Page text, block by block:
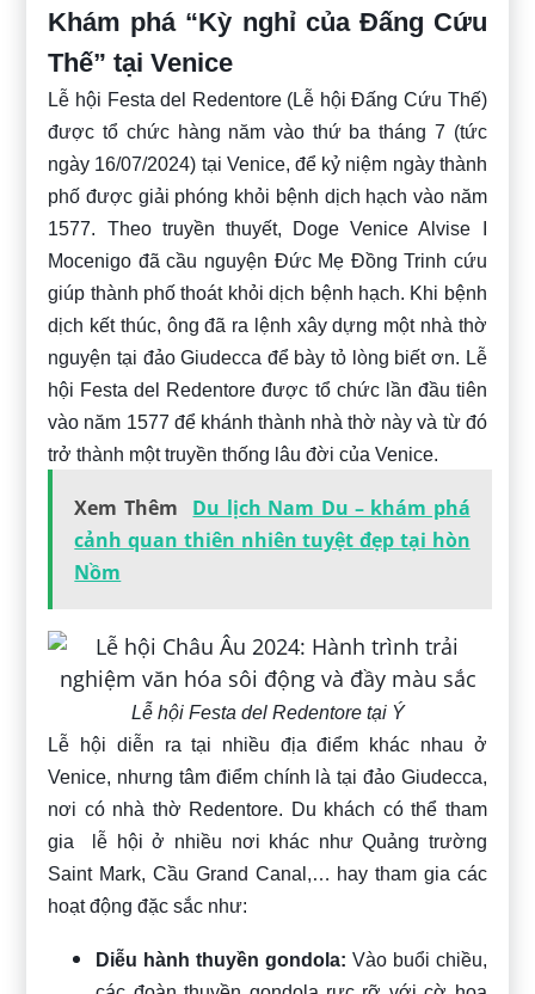
Khám phá “Kỳ nghỉ của Đấng Cứu
Thế” tại Venice
Lễ hội Festa del Redentore (Lễ hội Đấng Cứu Thế)
được tổ chức hàng năm vào thứ ba tháng 7 (tức
ngày 16/07/2024) tại Venice, để kỷ niệm ngày thành
phố được giải phóng khỏi bệnh dịch hạch vào năm
1577. Theo truyền thuyết, Doge Venice Alvise I
Mocenigo đã cầu nguyện Đức Mẹ Đồng Trinh cứu
giúp thành phố thoát khỏi dịch bệnh hạch. Khi bệnh
dịch kết thúc, ông đã ra lệnh xây dựng một nhà thờ
nguyện tại đảo Giudecca để bày tỏ lòng biết ơn. Lễ
hội Festa del Redentore được tổ chức lần đầu tiên
vào năm 1577 để khánh thành nhà thờ này và từ đó
trở thành một truyền thống lâu đời của Venice.
Xem Thêm
Du lịch Nam Du – khám phá
cảnh quan thiên nhiên tuyệt đẹp tại hòn
Nồm
Lễ hội Festa del Redentore tại Ý
Lễ hội diễn ra tại nhiều địa điểm khác nhau ở
Venice, nhưng tâm điểm chính là tại đảo Giudecca,
nơi có nhà thờ Redentore. Du khách có thể tham
gia lễ hội ở nhiều nơi khác như Quảng trường
Saint Mark, Cầu Grand Canal,… hay tham gia các
hoạt động đặc sắc như:
Diễu hành thuyền gondola: Vào buổi chiều,